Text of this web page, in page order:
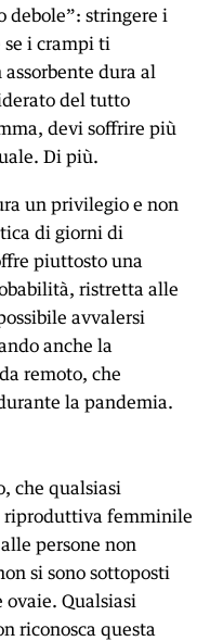
debole”: stringere i
se i crampi ti
dura al
del tutto
devi soffrire più
Di più.
un privilegio e non
di giorni di
piuttosto una
ristretta alle
avvalersi
anche la
remoto, che
la pandemia.
che qualsiasi
riproduttiva femminile
persone non
si sono sottoposti
Qualsiasi
riconosca questa